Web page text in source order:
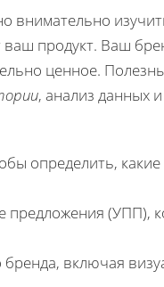
продукт. Ваш
ценное.
, анализ данных
определить,
предложения (УПП),
включая